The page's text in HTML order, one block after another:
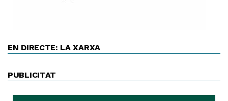
EN DIRECTE: LA XARXA
PUBLICITAT